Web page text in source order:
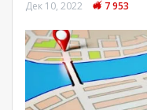
Дек 10, 2022 7 953